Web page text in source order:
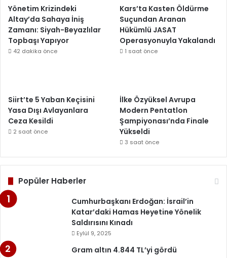
Yönetim Krizindeki
Altay’da Sahaya İniş
Zamanı: Siyah-Beyazlılar
Topbaşı Yapıyor
42 dakika önce
Kars’ta Kasten Öldürme
Suçundan Aranan
Hükümlü JASAT
Operasyonuyla Yakalandı
1 saat önce
Siirt’te 5 Yaban Keçisini
Yasa Dışı Avlayanlara
Ceza Kesildi
2 saat önce
İlke Özyüksel Avrupa
Modern Pentatlon
Şampiyonası’nda Finale
Yükseldi
3 saat önce
Popüler Haberler
Cumhurbaşkanı Erdoğan: İsrail’in
Katar’daki Hamas Heyetine Yönelik
Saldırısını Kınadı
Eylül 9, 2025
Gram altın 4.844 TL’yi gördü